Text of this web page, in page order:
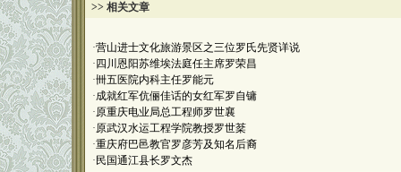
>> 相关文章
·营山进士文化旅游景区之三位罗氏先贤详说
· 四川恩阳苏维埃法庭任主席罗荣昌
·卌五医院内科主任罗能元
·成就红军伉俪佳话的女红军罗自镛
·原重庆电业局总工程师罗世襄
·原武汉水运工程学院教授罗世棻
·重庆府巴邑教官罗彦芳及知名后裔
· 民国通江县长罗文杰